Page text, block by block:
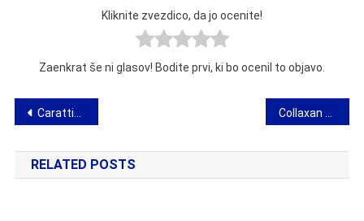
Kliknite zvezdico, da jo ocenite!
Zaenkrat še ni glasov! Bodite prvi, ki bo ocenil to objavo.
Navigacija
prispevka
Carattia Serum – ocene, sestavine, odmerjanje, trgovina, kje kupiti
RELATED POSTS